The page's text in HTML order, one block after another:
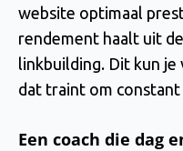
website optimaal
rendement haalt uit
linkbuilding. Dit kun
dat traint om
Een coach die dag